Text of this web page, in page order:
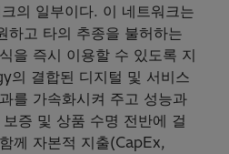
의 일부이다. 이 네트워크는
하고 타의 추종을 불허하는
을 즉시 이용할 수 있도록 지
의 결합된 디지털 및 서비스
를 가속화시켜 주고 성능과
증 및 상품 수명 전반에 걸
께 자본적 지출(CapEx,